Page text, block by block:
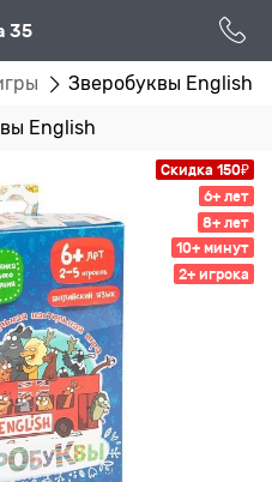
35
Зверобуквы English
English
Скидка 150₽
6+ лет
8+ лет
10+ минут
2+ игрока